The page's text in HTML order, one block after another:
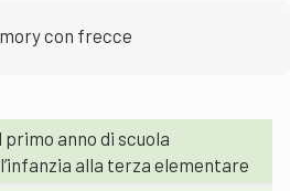
con frecce
primo anno di scuola
alla terza elementare